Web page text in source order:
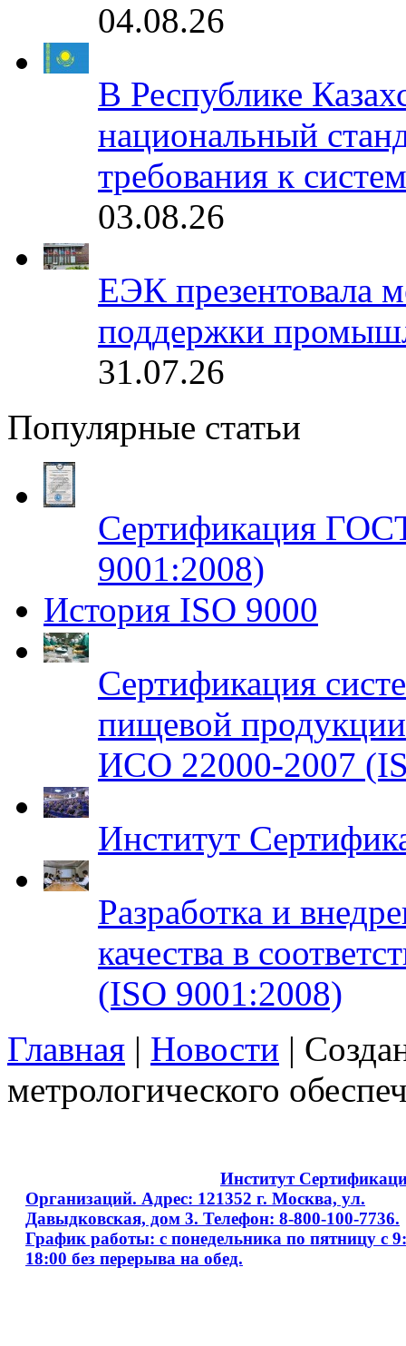
04.08.26
В Республике
национальный
требования к
03.08.26
ЕЭК презентовала
поддержки
31.07.26
Популярные статьи
Сертификация
9001:2008)
История ISO 9000
Сертификация
пищевой
ИСО 22000-2007
Институт
Разработка и
качества в
(ISO 9001:2008)
Главная | Новости |
метрологического
Институт
Организаций. Адрес: 121352 г. Москва, ул.
Давыдковская, дом 3. Телефон: 8-800-100-7736.
График работы: с понедельника по пятницу с
18:00 без перерыва на обед.